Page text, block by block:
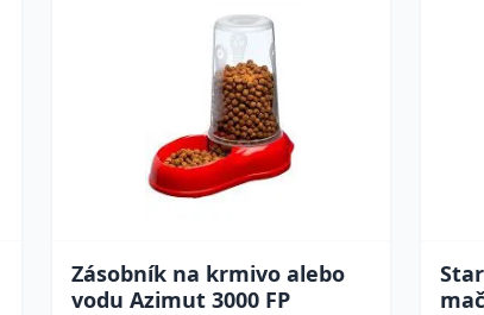
Zásobník na krmivo alebo
vodu Azimut 3000 FP